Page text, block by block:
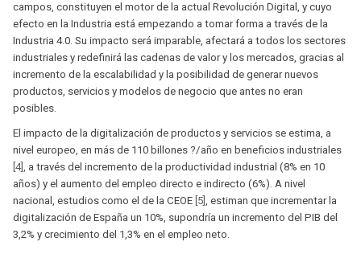
campos, constituyen el motor de la actual Revolución Digital, y cuyo
efecto en la Industria está empezando a tomar forma a través de la
Industria 4.0. Su impacto será imparable, afectará a todos los sectores
industriales y redefinirá las cadenas de valor y los mercados, gracias al
incremento de la escalabilidad y la posibilidad de generar nuevos
productos, servicios y modelos de negocio que antes no eran
posibles.
El impacto de la digitalización de productos y servicios se estima, a
nivel europeo, en más de 110 billones ?/año en beneficios industriales
[4], a través del incremento de la productividad industrial (8% en 10
años) y el aumento del empleo directo e indirecto (6%). A nivel
nacional, estudios como el de la CEOE [5] , estiman que incrementar la
digitalización de España un 10%, supondría un incremento del PIB del
3,2% y crecimiento del 1,3% en el empleo neto.